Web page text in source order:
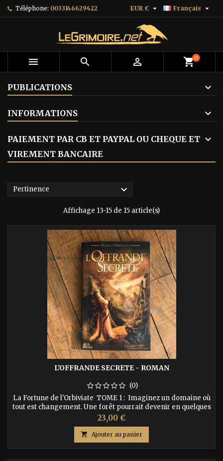
Téléphone: 0033146629422 Français 
EUR € 
   shopping_cart0
PUBLICATIONS
INFORMATIONS
PAIEMENT PAR CB ET PAYPAL OU CHEQUE ET
VIREMENT BANCAIRE
Pertinence 
Affichage 13-15 de 15 article(s)
L'OFFRANDE SECRETE - ROMAN
(0)
La Fortune de l'Orbiviate TOME 1 : Imaginez un domaine où
tout est changement. Une forêt pourrait devenir en quelques
secondes un désert et toute l'écosystème serait lui aussi
renouvelé. Que pourrait-on construire sur une terre pareille ?
Pourrait-on même y vivre ? ISBN : 9782952564656 Auteur :
Roland Vartogue
Prix
23,00 €
 Ajouter au panier